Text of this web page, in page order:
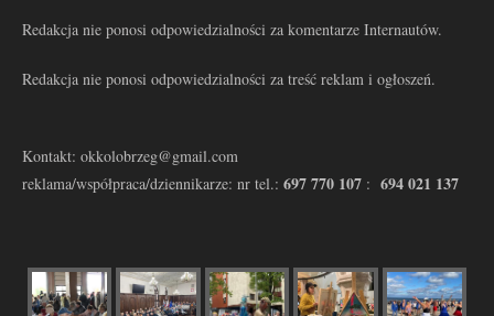
Redakcja nie ponosi odpowiedzialności za komentarze Internautów.
Redakcja nie ponosi odpowiedzialności za treść reklam i ogłoszeń.
Kontakt: okkolobrzeg@gmail.com
reklama/współpraca/dziennikarze: nr tel.: 697 770 107 : 694 021 137